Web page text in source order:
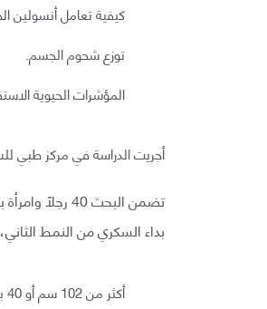
كيفية تعامل أنسولين
توزع شحوم الجسم.
المؤشرات الحيوية
أجريت الدراسة في مركز طبي
بداء السكري من النمط
أكثر من 102 سم أو 40 بوصة لدى الرجال.